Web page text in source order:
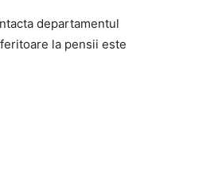
departamentul
la pensii este